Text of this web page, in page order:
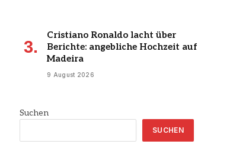
Cristiano Ronaldo lacht über
Berichte: angebliche Hochzeit auf
Madeira
9 August 2026
Suchen
SUCHEN